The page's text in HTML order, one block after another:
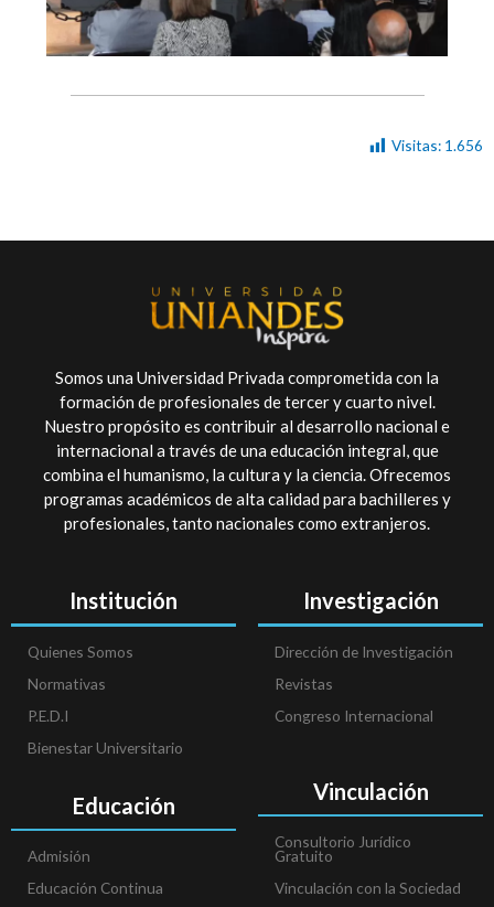
Visitas: 1.656
Somos una Universidad Privada comprometida con la
formación de profesionales de tercer y cuarto nivel.
Nuestro propósito es contribuir al desarrollo nacional e
internacional a través de una educación integral, que
combina el humanismo, la cultura y la ciencia. Ofrecemos
programas académicos de alta calidad para bachilleres y
profesionales, tanto nacionales como extranjeros.
Institución
Quienes Somos
Normativas
P.E.D.I
Bienestar Universitario
Educación
Admisión
Educación Continua
Investigación
Dirección de Investigación
Revistas
Congreso Internacional
Vinculación
Consultorio Jurídico
Gratuito
Vinculación con la Sociedad